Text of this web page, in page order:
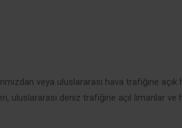
veya uluslararası hava trafiğine
uluslararası deniz trafiğine açıl limanlar ve